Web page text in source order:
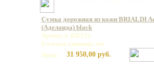
Сумка дорожная из кожи BRIALDI
(Аделаида) black
Артикул: BR132
Базовая единица: шт
Цена:
31 950,00 руб.